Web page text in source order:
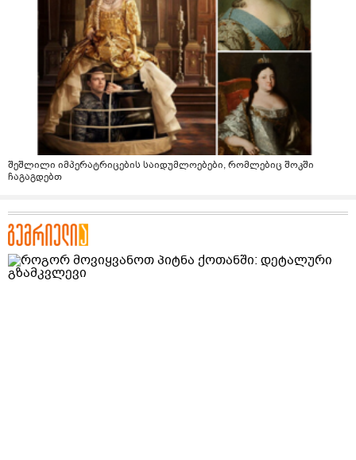
შეშლილი იმპერატრიცების საიდუმლოებები, რომლებიც შოკში
ჩაგაგდებთ